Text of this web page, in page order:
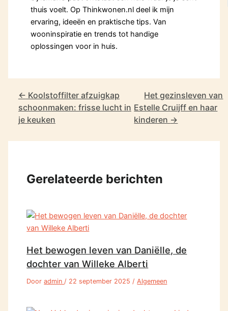
thuis voelt. Op Thinkwonen.nl deel ik mijn
ervaring, ideeën en praktische tips. Van
wooninspiratie en trends tot handige
oplossingen voor in huis.
← Koolstoffilter afzuigkap
schoonmaken: frisse lucht in
je keuken
Het gezinsleven van
Estelle Cruijff en haar
kinderen →
Gerelateerde berichten
Het bewogen leven van Daniëlle, de
dochter van Willeke Alberti
Dooradmin/ 22 september 2025/Algemeen